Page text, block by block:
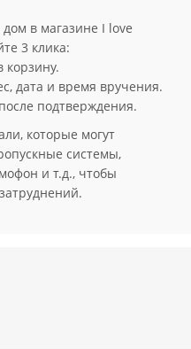
в магазине I love
3 клика:
дата и время вручения.
подтверждения.
которые могут
системы,
и т.д., чтобы